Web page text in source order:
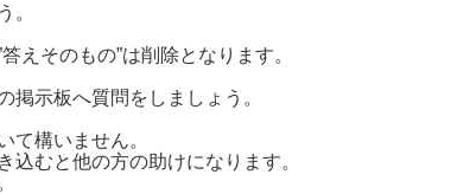
。
えそのもの”は削除となります。
示板へ質問をしましょう。
構いません。
むと他の方の助けになります。